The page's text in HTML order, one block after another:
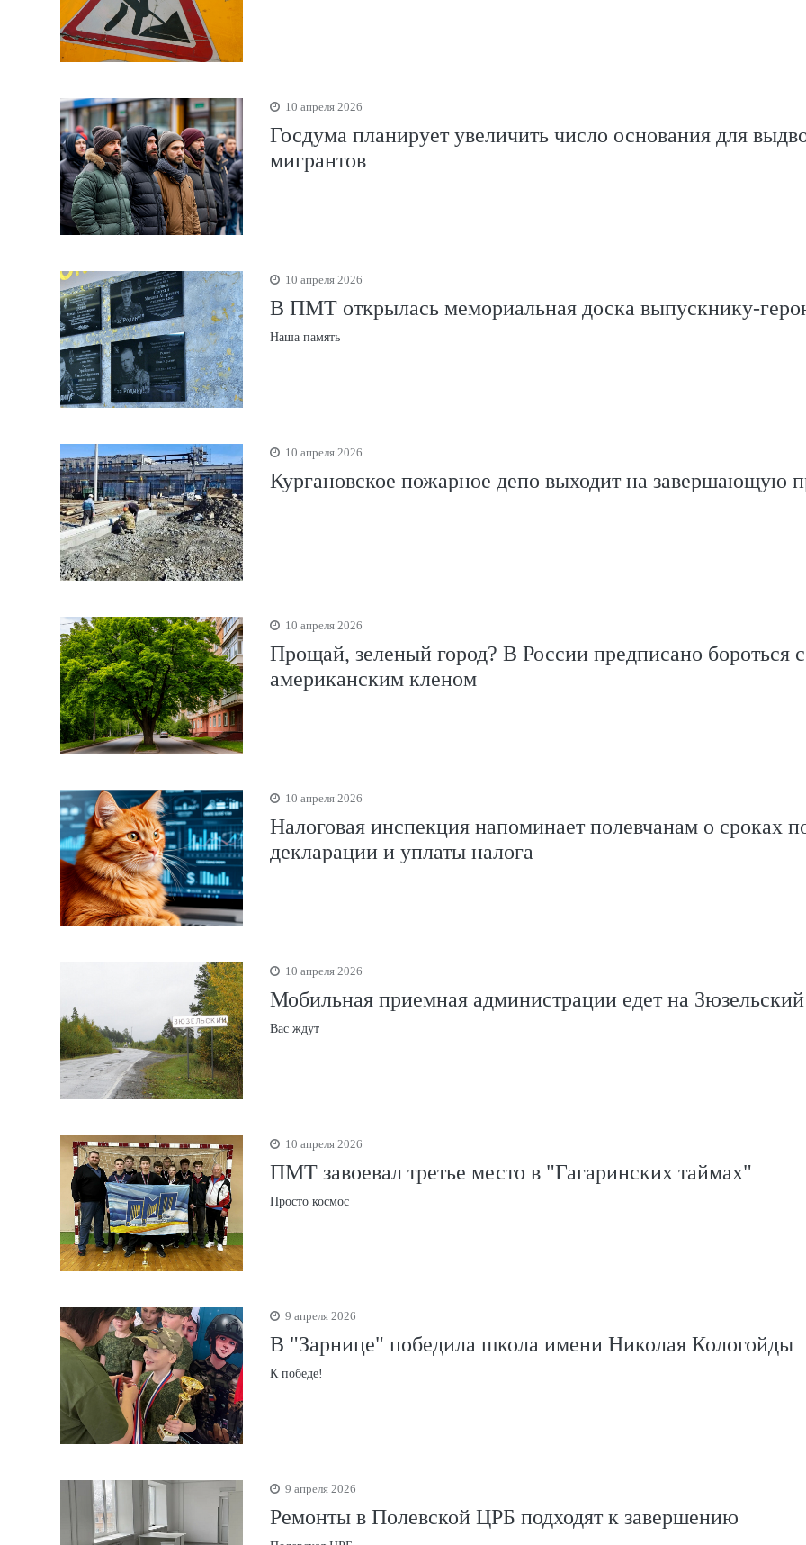
10 апреля 2026
Госдума планирует увеличить число основания для
мигрантов
10 апреля 2026
В ПМТ открылась мемориальная доска выпускнику-
Наша память
10 апреля 2026
Кургановское пожарное депо выходит на завершающую
10 апреля 2026
Прощай, зеленый город? В России предписано бороться с
американским кленом
10 апреля 2026
Налоговая инспекция напоминает полевчанам о сроках
декларации и уплаты налога
10 апреля 2026
Мобильная приемная администрации едет на Зюзельский
Вас ждут
10 апреля 2026
ПМТ завоевал третье место в "Гагаринских таймах"
Просто космос
9 апреля 2026
В "Зарнице" победила школа имени Николая Кологойды
К победе!
9 апреля 2026
Ремонты в Полевской ЦРБ подходят к завершению